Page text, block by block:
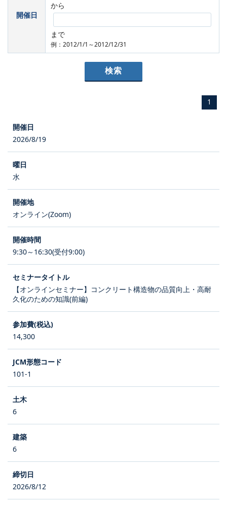
開催日
から
まで
例：2012/1/1～2012/12/31
1
2026/8/19
水
オンライン(Zoom)
9:30～16:30(受付9:00)
【オンラインセミナー】コンクリート構造物の品質向上・高耐
久化のための知識(前編)
14,300
101-1
6
6
2026/8/12